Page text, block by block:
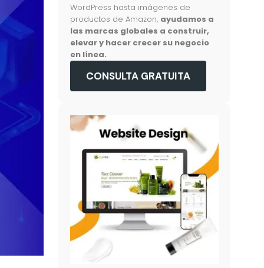
WordPress hasta imágenes de
productos de Amazon, ayudamos a
las marcas globales a construir,
elevar y hacer crecer su negocio
en línea.
CONSULTA GRATUITA